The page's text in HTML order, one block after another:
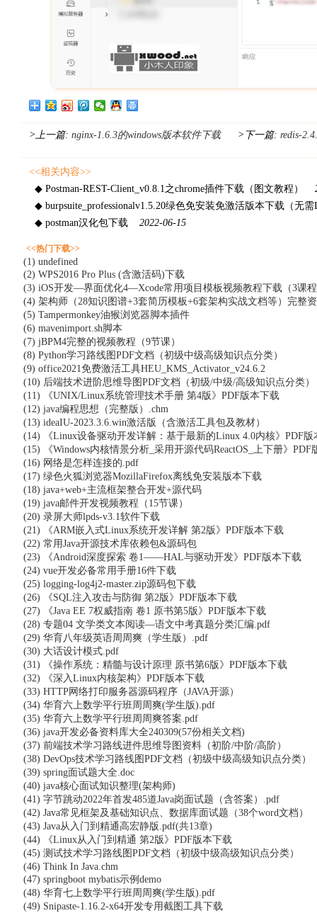
>上一篇: nginx-1.6.3的windows版本软件下载 >下一篇: redis-
<<相关内容>>
◆ Postman-REST-Client_v0.8.1之chrome插件下载（图文教程）
◆ burpsuite_professionalv1.5.20绿色免安装免激活版本下载（无
◆ postman汉化包下载2022-06-15
<<热门下载>>
(1) undefined
(2) WPS2016 Pro Plus (含激活码)下载
(3) iOS开发—界面优化4—Xcode常用项目模板视频教程下载（3课
(4) 架构师（28知识图谱+3套简历模板+6套架构实战文档等）完整
(5) Tampermonkey油猴浏览器脚本插件
(6) mavenimport.sh脚本
(7) jBPM4完整的视频教程（9节课）
(8) Python学习路线图PDF文档（初级中级高级知识点分类）
(9) office2021免费激活工具HEU_KMS_Activator_v24.6.2
(10) 后端技术进阶思维导图PDF文档（初级/中级/高级知识点分类）
(11) 《UNIX/Linux系统管理技术手册 第4版》PDF版本下载
(12) java编程思想（完整版）.chm
(13) ideaIU-2023.3.6.win激活版（含激活工具包及教材）
(14) 《Linux设备驱动开发详解：基于最新的Linux 4.0内核》PDF版
(15) 《Windows内核情景分析_采用开源代码ReactOS_上下册》PDF
(16) 网络是怎样连接的.pdf
(17) 绿色火狐浏览器MozillaFirefox离线免安装版本下载
(18) java+web+主流框架整合开发+源代码
(19) java邮件开发视频教程（15节课）
(20) 录屏大师lpds-v3.1软件下载
(21) 《ARM嵌入式Linux系统开发详解 第2版》PDF版本下载
(22) 常用Java开源技术库依赖包&源码包
(23) 《Android深度探索 卷1——HAL与驱动开发》PDF版本下载
(24) vue开发必备常用手册16件下载
(25) logging-log4j2-master.zip源码包下载
(26) 《SQL注入攻击与防御 第2版》PDF版本下载
(27) 《Java EE 7权威指南 卷1 原书第5版》PDF版本下载
(28) 专题04 文学类文本阅读—语文中考真题分类汇编.pdf
(29) 华育八年级英语周周爽（学生版）.pdf
(30) 大话设计模式.pdf
(31) 《操作系统：精髓与设计原理 原书第6版》PDF版本下载
(32) 《深入Linux内核架构》PDF版本下载
(33) HTTP网络打印服务器源码程序（JAVA开源）
(34) 华育六上数学平行班周周爽(学生版).pdf
(35) 华育六上数学平行班周周爽答案.pdf
(36) java开发必备资料库大全240309(57份相关文档)
(37) 前端技术学习路线进件思维导图资料（初阶/中阶/高阶）
(38) DevOps技术学习路线图PDF文档（初级中级高级知识点分类）
(39) spring面试题大全.doc
(40) java核心面试知识整理(架构师)
(41) 字节跳动2022年首发485道Java岗面试题（含答案）.pdf
(42) Java常见框架及基础知识点、数据库面试题（38个word文档）
(43) Java从入门到精通高宏静版.pdf(共13章)
(44) 《Linux从入门到精通 第2版》PDF版本下载
(45) 测试技术学习路线图PDF文档（初级中级高级知识点分类）
(46) Think In Java.chm
(47) springboot mybatis示例demo
(48) 华育七上数学平行班周周爽(学生版).pdf
(49) Snipaste-1.16.2-x64开发专用截图工具下载